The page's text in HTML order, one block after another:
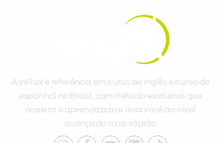
A inFlux é referência em curso de inglês e curso de
espanhol no Brasil, com método exclusivo que
acelera o aprendizado e leva você ao nível
avançado mais rápido.